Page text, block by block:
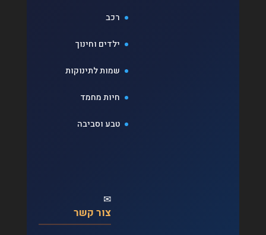
רכב
ילדים וחינוך
שמות לתינוקות
חיות מחמד
טבע וסביבה
✉
צור קשר